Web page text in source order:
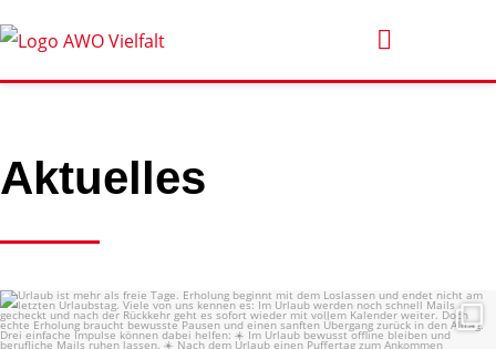
Aktuelles
Urlaub ist mehr als freie Tage.
Erholung...